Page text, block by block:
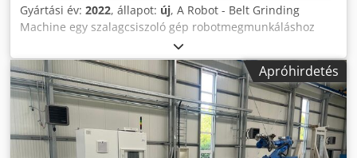
Gyártási év: 2022, állapot: új, A Robot - Belt Grinding
Machine egy szalagcsiszoló gép robotmegmunkáláshoz
kontaktuskerékkel alumínium, acél, sárgaréz és cink
présöntvény alkatrészeinek csiszolásához. Műszaki adatok:
Érintőkerék: max. Ø 400 mm csiszolószalag hossza: 3500
mm csiszolószalag szélessége: max. 150 mm
Szívócsatlakozás: Ø 160 mm méretek (HxSzxM): 900 x 700 x
1800 mm Súly: kb. 350 kg Elektromos csatlakozás: 3 x 400 V,
4 kW Sűrített levegő csatlakozás: 6 - 8 bar Zajszint:> 85 dB
Apróhirdetés